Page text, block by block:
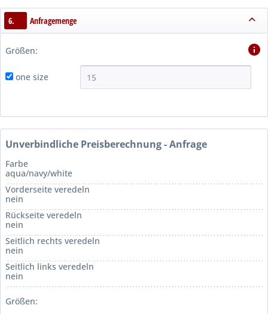
6. Anfragemenge
Größen:
one size
Unverbindliche Preisberechnung - Anfrage
Farbe
aqua/navy/white
Vorderseite veredeln
nein
Rückseite veredeln
nein
Seitlich rechts veredeln
nein
Seitlich links veredeln
nein
Größen: